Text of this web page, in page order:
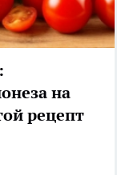
на
рецепт